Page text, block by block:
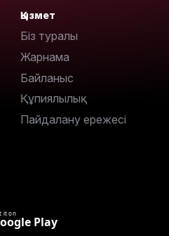
Қызмет
Біз туралы
Жарнама
Байланыс
Құпиялылық
Пайдалану ережесі
it on
Play